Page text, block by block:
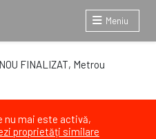
Meniu
FINALIZAT, Metrou
nu mai este activă,
proprietăți similare